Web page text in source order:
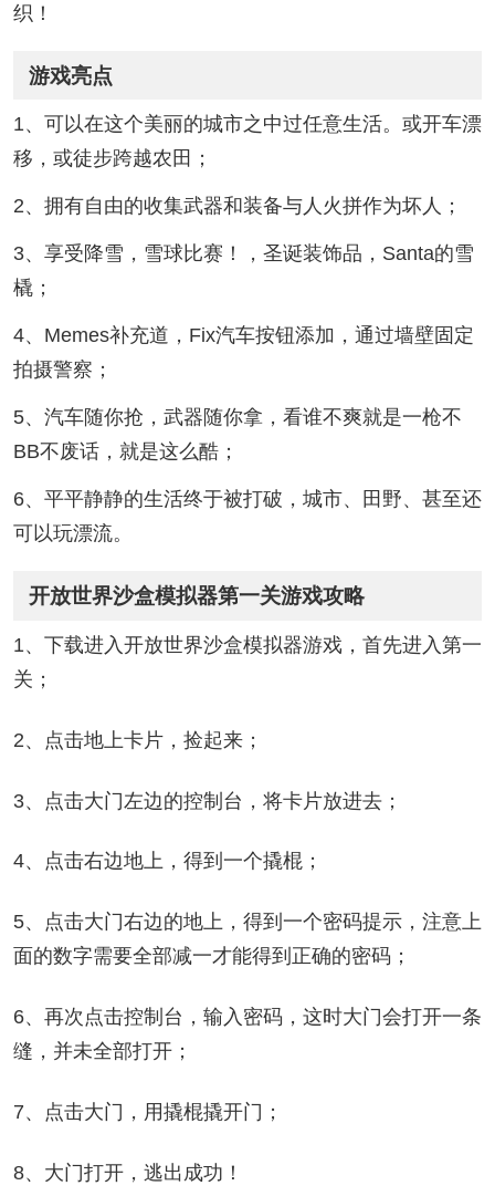
织！
游戏亮点
1、可以在这个美丽的城市之中过任意生活。或开车漂
移，或徒步跨越农田；
2、拥有自由的收集武器和装备与人火拼作为坏人；
3、享受降雪，雪球比赛！，圣诞装饰品，Santa的雪
橇；
4、Memes补充道，Fix汽车按钮添加，通过墙壁固定
拍摄警察；
5、汽车随你抢，武器随你拿，看谁不爽就是一枪不
BB不废话，就是这么酷；
6、平平静静的生活终于被打破，城市、田野、甚至还
可以玩漂流。
开放世界沙盒模拟器第一关游戏攻略
1、下载进入开放世界沙盒模拟器游戏，首先进入第一
关；
2、点击地上卡片，捡起来；
3、点击大门左边的控制台，将卡片放进去；
4、点击右边地上，得到一个撬棍；
5、点击大门右边的地上，得到一个密码提示，注意上
面的数字需要全部减一才能得到正确的密码；
6、再次点击控制台，输入密码，这时大门会打开一条
缝，并未全部打开；
7、点击大门，用撬棍撬开门；
8、大门打开，逃出成功！